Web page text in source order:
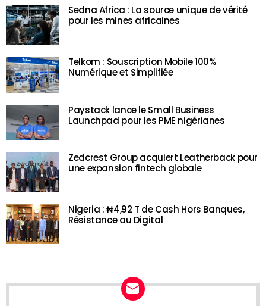
Sedna Africa : La source unique de vérité
pour les mines africaines
Telkom : Souscription Mobile 100%
Numérique et Simplifiée
Paystack lance le Small Business
Launchpad pour les PME nigérianes
Zedcrest Group acquiert Leatherback pour
une expansion fintech globale
Nigeria : ₦4,92 T de Cash Hors Banques,
Résistance au Digital